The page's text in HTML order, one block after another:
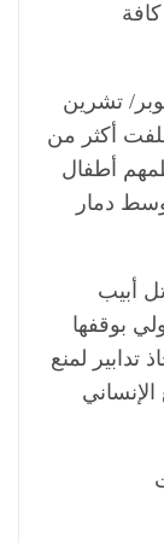
كافة
تشن إسرائيل منذ 7 أكتوبر/ تشرين
أكثر من
أطفال
مفقود، وسط دمار
أبيب
بوقفها
تدابير لمنع